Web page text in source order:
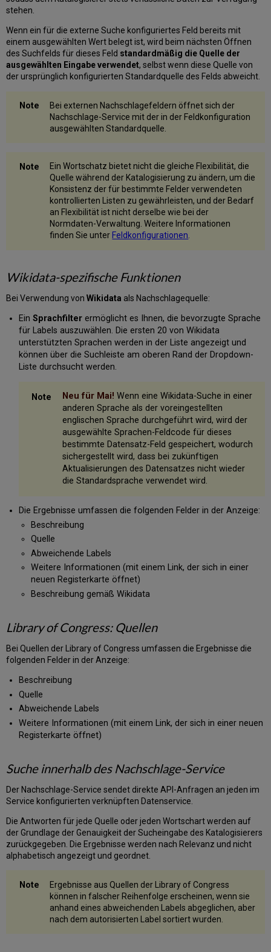
stehen.
Wenn ein für die externe Suche konfiguriertes Feld bereits mit
einem ausgewählten Wert belegt ist, wird beim nächsten Öffnen
des Suchfelds für dieses Feld standardmäßig die Quelle der
ausgewählten Eingabe verwendet, selbst wenn diese Quelle von
der ursprünglich konfigurierten Standardquelle des Felds abweicht.
Bei externen Nachschlagefeldern öffnet sich der
Nachschlage-Service mit der in der Feldkonfiguration
ausgewählten Standardquelle.
Ein Wortschatz bietet nicht die gleiche Flexibilität, die
Quelle während der Katalogisierung zu ändern, um die
Konsistenz der für bestimmte Felder verwendeten
kontrollierten Listen zu gewährleisten, und der Bedarf
an Flexibilität ist nicht derselbe wie bei der
Normdaten-Verwaltung. Weitere Informationen
finden Sie unter Feldkonfigurationen
Wikidata-spezifische Funktionen
Bei Verwendung vonWikidata als Nachschlagequelle:
Ein Sprachfilterermöglicht es Ihnen, die bevorzugte Sprache
für Labels auszuwählen. Die ersten 20 von Wikidata
unterstützten Sprachen werden in der Liste angezeigt und
können über die Suchleiste am oberen Rand der Dropdown-
Liste durchsucht werden.
Neu für Mai! Wenn eine Wikidata-Suche in einer
anderen Sprache als der voreingestellten
englischen Sprache durchgeführt wird, wird der
ausgewählte Sprachen-Feldcode für dieses
bestimmte Datensatz-Feld gespeichert, wodurch
sichergestellt wird, dass bei zukünftigen
Aktualisierungen des Datensatzes nicht wieder
die Standardsprache verwendet wird.
Die Ergebnisse umfassen die folgenden Felder in der Anzeige:
Beschreibung
Quelle
Abweichende Labels
Weitere Informationen (mit einem Link, der sich in einer
neuen Registerkarte öffnet)
Beschreibung gemäß Wikidata
Library of Congress: Quellen
Bei Quellen der Library of Congress umfassen die Ergebnisse die
folgenden Felder in der Anzeige:
Beschreibung
Quelle
Abweichende Labels
Weitere Informationen (mit einem Link, der sich in einer neuen
Registerkarte öffnet)
Suche innerhalb des Nachschlage-Service
Der Nachschlage-Service sendet direkte API-Anfragen an jeden im
Service konfigurierten verknüpften Datenservice.
Die Antworten für jede Quelle oder jeden Wortschart werden auf
der Grundlage der Genauigkeit der Sucheingabe des Katalogisierers
zurückgegeben. Die Ergebnisse werden nach Relevanz und nicht
alphabetisch angezeigt und geordnet.
Ergebnisse aus Quellen der Library of Congress
können in falscher Reihenfolge erscheinen, wenn sie
anhand eines abweichenden Labels abgeglichen, aber
nach dem autorisierten Label sortiert wurden.